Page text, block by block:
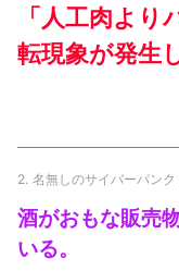
「人工肉よ
転現象が発生
2. 名無しのサイバーパンク
酒がおもな販売
いる。